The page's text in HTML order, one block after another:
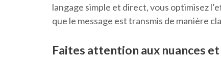
langage simple et direct, vous optimisez
que le message est transmis de manière
Faites attention aux nuances